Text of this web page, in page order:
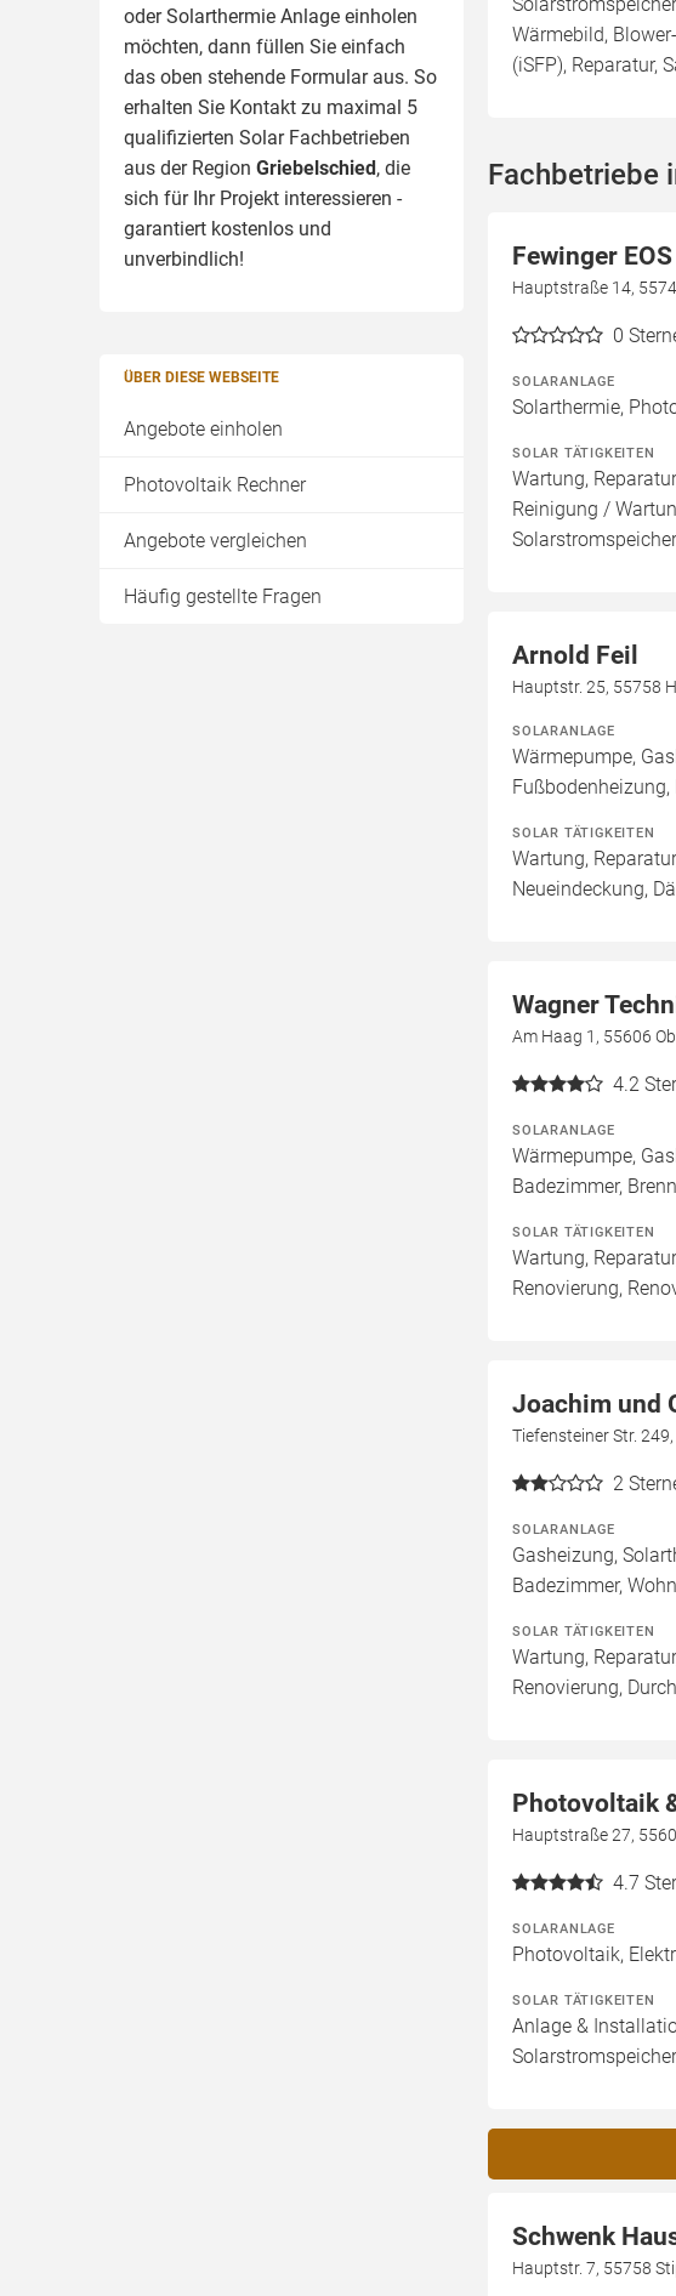
oder Solarthermie Anlage einholen
möchten, dann füllen Sie einfach
das oben stehende Formular aus. So
erhalten Sie Kontakt zu maximal 5
qualifizierten Solar Fachbetrieben
aus der Region Griebelschied, die
sich für Ihr Projekt interessieren -
garantiert kostenlos und
unverbindlich!
ÜBER DIESE WEBSEITE
Angebote einholen
Photovoltaik Rechner
Angebote vergleichen
Häufig gestellte Fragen
Wärmebild,
(iSFP), Reparatur,
Fachbetriebe
Fewinger EOS
Hauptstraße 14,
0
SOLARANLAGE
Solarthermie,
SOLAR TÄTIGKEITEN
Wartung,
Reinigung /
Arnold Feil
Hauptstr. 25, 55758
SOLARANLAGE
Wärmepumpe,
SOLAR TÄTIGKEITEN
Wartung,
Neueindeckung,
Wagner
Am Haag 1, 55606
4.2
SOLARANLAGE
Wärmepumpe,
Badezimmer,
SOLAR TÄTIGKEITEN
Wartung,
Renovierung,
Joachim und
Tiefensteiner Str.
2
SOLARANLAGE
Gasheizung,
Badezimmer,
SOLAR TÄTIGKEITEN
Wartung,
Renovierung,
Photovoltaik
Hauptstraße 27,
4.7
SOLARANLAGE
Photovoltaik,
SOLAR TÄTIGKEITEN
Anlage &
Schwenk
Hauptstr. 7, 55758